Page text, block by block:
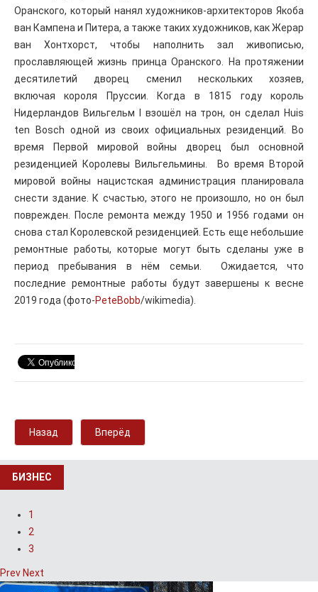
Оранского, который нанял художников-архитекторов Якоба
ван Кампена и Питера, а также таких художников, как Жерар
ван Хонтхорст, чтобы наполнить зал живописью,
прославляющей жизнь принца Оранского. На протяжении
десятилетий дворец сменил нескольких хозяев,
включая короля Пруссии. Когда в 1815 году король
Нидерландов Вильгельм I взошёл на трон, он сделал Huis
ten Bosch одной из своих официальных резиденций. Во
время Первой мировой войны дворец был основной
резиденцией Королевы Вильгельмины. Во время Второй
мировой войны нацистская администрация планировала
снести здание. К счастью, этого не произошло, но он был
поврежден. После ремонта между 1950 и 1956 годами он
снова стал Королевской резиденцией. Есть еще небольшие
ремонтные работы, которые могут быть сделаны уже в
период пребывания в нём семьи. Ожидается, что
последние ремонтные работы будут завершены к весне
2019 года (фото-PeteBobb/wikimedia).
Назад Вперёд
БИЗНЕС
1
2
3
Prev Next